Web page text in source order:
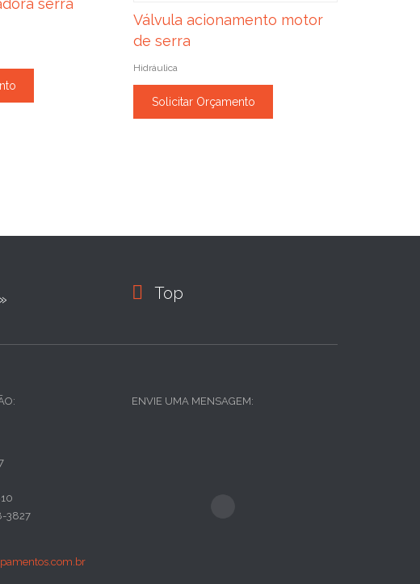
serra
Válvula acionamento motor
de serra
Hidráulica
Solicitar Orçamento
 Top
3827
ENVIE UMA MENSAGEM: